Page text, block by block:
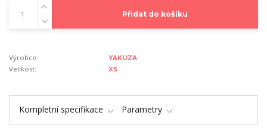
Přidat do košíku
Výrobce:
YAKUZA
Velikost:
XS
Kompletní specifikace Parametry